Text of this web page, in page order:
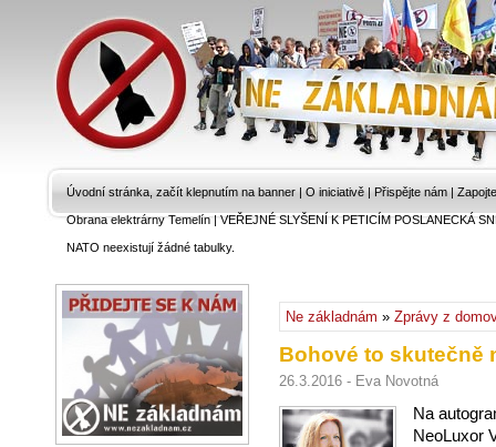
Úvodní stránka, začít klepnutím na banner | O iniciativě | Přispějte nám |
Obrana elektrárny Temelín|VEŘEJNÉ SLYŠENÍ K PETICÍM POSLANECKÁ
NATO neexistují žádné tabulky.
Ne základnám » Zprávy z
Bohové to skutečně
26.3.2016 - Eva Novotná
Na
NeoLuxor